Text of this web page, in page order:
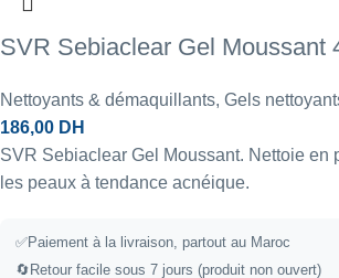
SVR Sebiaclear Gel Moussant
Nettoyants & démaquillants, Gels
186,00 DH
SVR Sebiaclear Gel Moussant. Nettoie en
les peaux à tendance acnéique.
✅Paiement à la livraison, partout au Maroc
🔄 Retour facile sous 7 jours (produit non ouvert)